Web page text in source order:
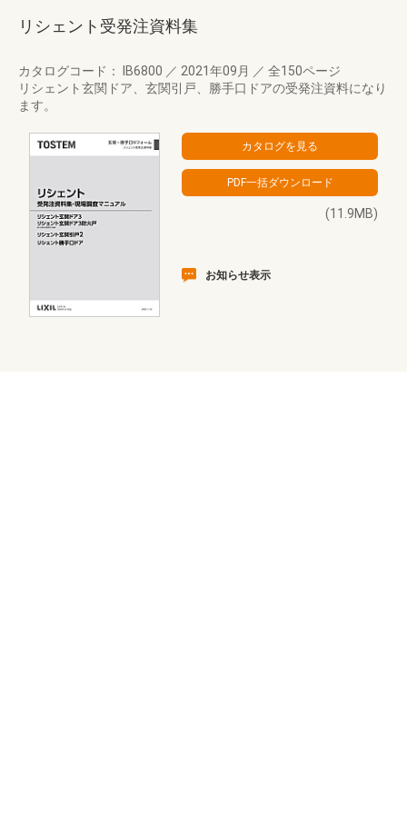
リシェント受発注資料集
カタログコード： IB6800 ／ 2021年09月 ／ 全150ページ
リシェント玄関ドア、玄関引戸、勝手口ドアの受発注資料になり
ます。
(11.9MB)
お知らせ表示